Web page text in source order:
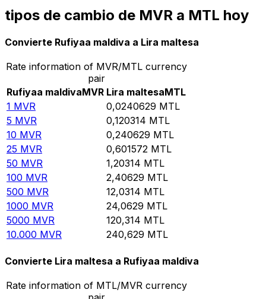
tipos de cambio de MVR a MTL hoy
Convierte Rufiyaa maldiva a Lira maltesa
Rate information of MVR/MTL currency
pair
Rufiyaa maldivaMVR Lira maltesaMTL
1 MVR 0,0240629 MTL
5 MVR 0,120314 MTL
10 MVR 0,240629 MTL
25 MVR 0,601572 MTL
50 MVR 1,20314 MTL
100 MVR 2,40629 MTL
500 MVR 12,0314 MTL
1000 MVR 24,0629 MTL
5000 MVR 120,314 MTL
10.000 MVR 240,629 MTL
Convierte Lira maltesa a Rufiyaa maldiva
Rate information of MTL/MVR currency